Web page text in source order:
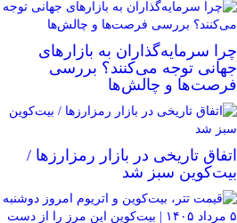
چرا سرمایه‌گذاران به بازارهای
جهانی توجه می‌کنند؟ بررسی
فرصت‌ها و چالش‌ها
اتفاق تاریخی در بازار رمزارزها /
بیت‌کوین سبز شد